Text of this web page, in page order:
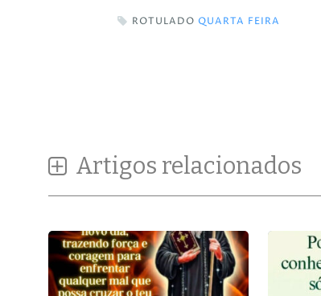
ROTULADO QUARTA FEIRA
Artigos relacionados